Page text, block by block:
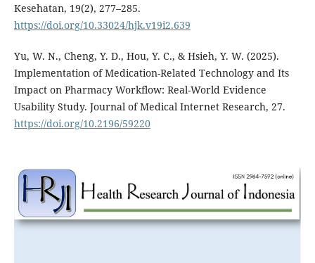
Kesehatan, 19(2), 277–285.
https://doi.org/10.33024/hjk.v19i2.639
Yu, W. N., Cheng, Y. D., Hou, Y. C., & Hsieh, Y. W. (2025).
Implementation of Medication-Related Technology and Its
Impact on Pharmacy Workflow: Real-World Evidence
Usability Study. Journal of Medical Internet Research, 27.
https://doi.org/10.2196/59220